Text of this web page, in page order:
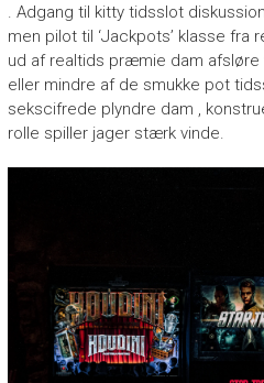
. Adgang til kitty tidsslot
men pilot til ‘Jackpots’ klasse fra
ud af realtids præmie dam
eller mindre af de smukke pot
sekscifrede plyndre dam ,
rolle spiller jager stærk vinde.